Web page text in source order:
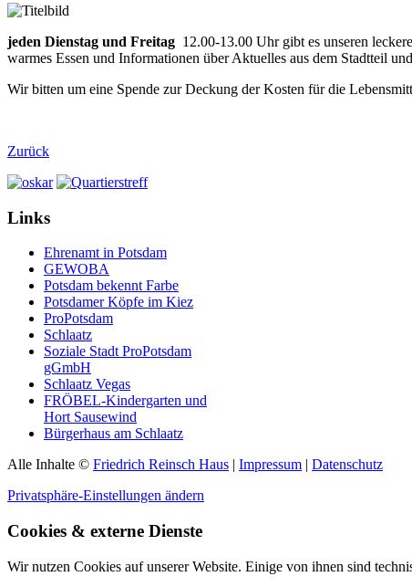
jeden Dienstag und Freitag 12.00-13.00 Uhr gibt es unseren
warmes Essen und Informationen über Aktuelles aus dem Stadtteil
Wir bitten um eine Spende zur Deckung der Kosten für die
Zurück
Links
Ehrenamt in Potsdam
GEWOBA
Potsdam bekennt Farbe
Potsdamer Köpfe im Kiez
ProPotsdam
Schlaatz
Soziale Stadt ProPotsdam
gGmbH
Schlaatz Vegas
FRÖBEL-Kindergarten und
Hort Sausewind
Bürgerhaus am Schlaatz
Alle Inhalte © Friedrich Reinsch Haus | Impressum | Datenschutz
Privatsphäre-Einstellungen ändern
Cookies & externe Dienste
Wir nutzen Cookies auf unserer Website. Einige von ihnen sind